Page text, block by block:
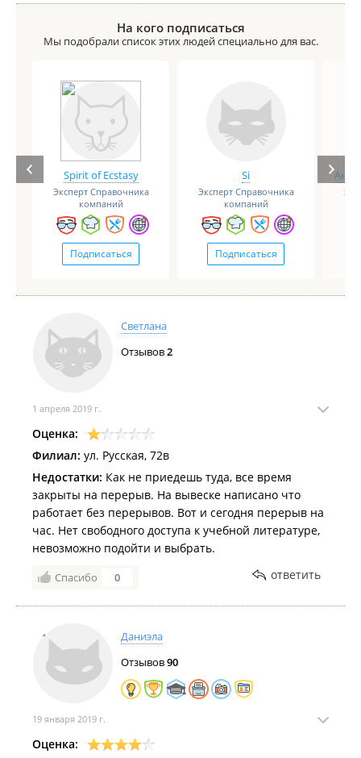
На кого подписаться
Мы подобрали список этих людей специально для вас.
Spirit of Ecstasy
Эксперт Справочника
компаний
Подписаться
Si
Эксперт Справочника
компаний
Подписаться
Светлана
Отзывов2
1 апреля 2019 г.
Оценка:
Филиал: ул. Русская, 72в
Недостатки: Как не приедешь туда, все время
закрыты на перерыв. На вывеске написано что
работает без перерывов. Вот и сегодня перерыв на
час. Нет свободного доступа к учебной литературе,
невозможно подойти и выбрать.
Спасибо 0 ответить
Даниэла
Отзывов90
19 января 2019 г.
Оценка: